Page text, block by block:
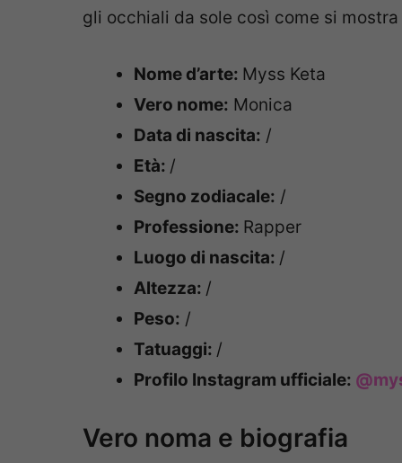
gli occhiali da sole così come si
Nome d’arte: Myss Keta
Vero nome: Monica
Data di nascita: /
Età: /
Segno zodiacale: /
Professione: Rapper
Luogo di nascita: /
Altezza: /
Peso: /
Tatuaggi: /
Profilo Instagram ufficiale:
Vero noma e biografia